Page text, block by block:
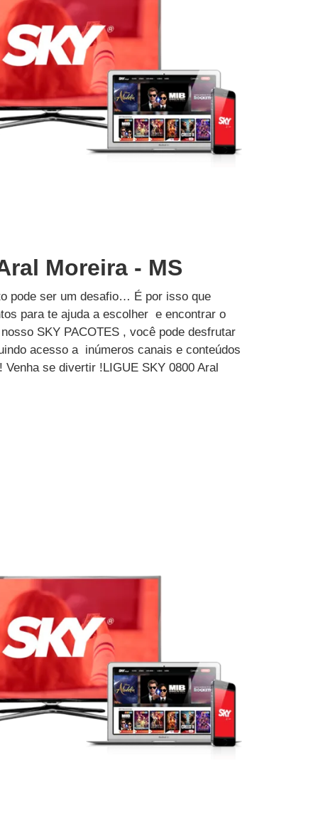
Moreira - MS
pode ser um desafio… É por isso que
para te ajuda a escolher e encontrar o
SKY PACOTES , você pode desfrutar
acesso a inúmeros canais e conteúdos
se divertir !LIGUE SKY 0800 Aral